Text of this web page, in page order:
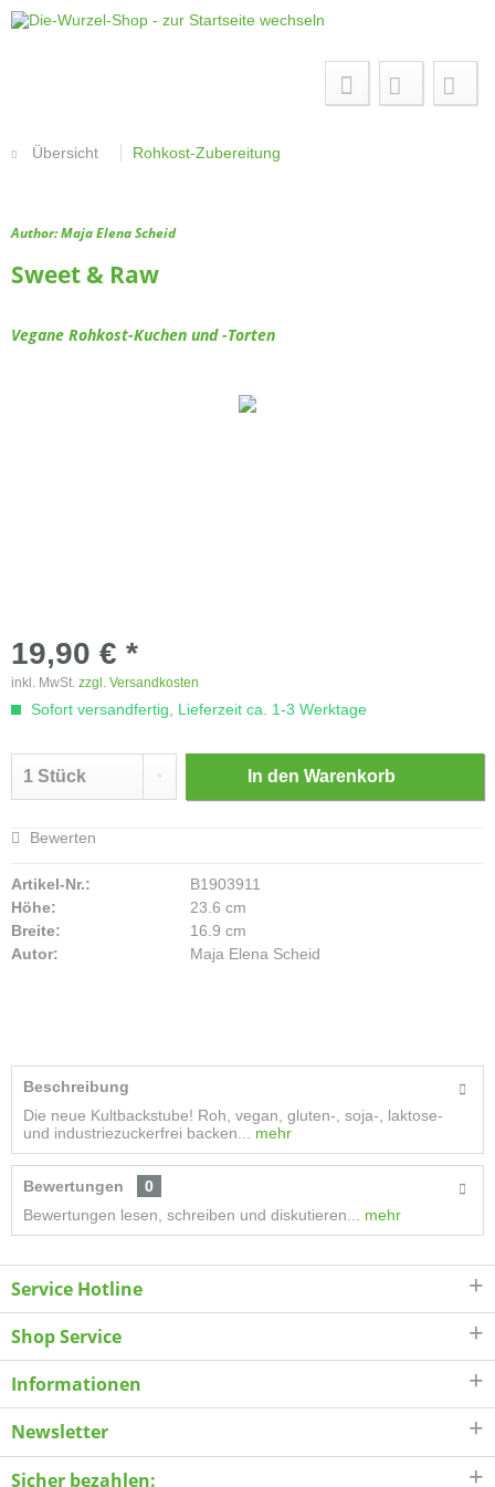
Übersicht Rohkost-Zubereitung
Author: Maja Elena Scheid
Sweet & Raw
Vegane Rohkost-Kuchen und -Torten
19,90 € *
inkl. MwSt. zzgl. Versandkosten
Sofort versandfertig, Lieferzeit ca. 1-3 Werktage
In den Warenkorb
Bewerten
Artikel-Nr.:
B1903911
Höhe:
23.6 cm
Breite:
16.9 cm
Autor:
Maja Elena Scheid
Beschreibung
Die neue Kultbackstube! Roh, vegan, gluten-, soja-, laktose-
und industriezuckerfrei backen...
mehr
Bewertungen
0
Bewertungen lesen, schreiben und diskutieren...
mehr
Service Hotline
Shop Service
Informationen
Newsletter
Sicher bezahlen: